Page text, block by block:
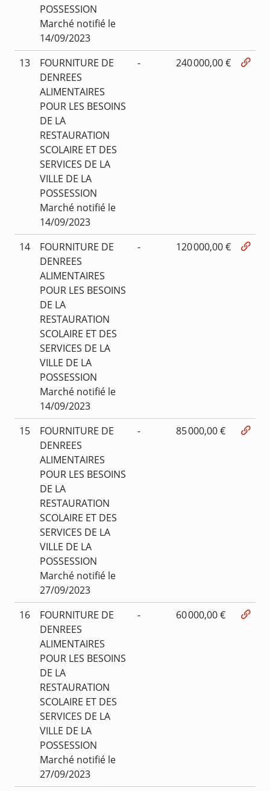
POSSESSION
Marché notifié le
14/09/2023
13
FOURNITURE DE
DENREES
ALIMENTAIRES
POUR LES BESOINS
DE LA
RESTAURATION
SCOLAIRE ET DES
SERVICES DE LA
VILLE DE LA
POSSESSION
Marché notifié le
14/09/2023
- 240 000,00 €
14
FOURNITURE DE
DENREES
ALIMENTAIRES
POUR LES BESOINS
DE LA
RESTAURATION
SCOLAIRE ET DES
SERVICES DE LA
VILLE DE LA
POSSESSION
Marché notifié le
14/09/2023
- 120 000,00 €
15
FOURNITURE DE
DENREES
ALIMENTAIRES
POUR LES BESOINS
DE LA
RESTAURATION
SCOLAIRE ET DES
SERVICES DE LA
VILLE DE LA
POSSESSION
Marché notifié le
27/09/2023
- 85 000,00 €
16
FOURNITURE DE
DENREES
ALIMENTAIRES
POUR LES BESOINS
DE LA
RESTAURATION
SCOLAIRE ET DES
SERVICES DE LA
VILLE DE LA
POSSESSION
Marché notifié le
27/09/2023
- 60 000,00 €